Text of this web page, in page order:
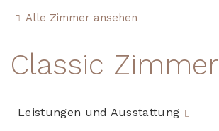
Alle Zimmer ansehen
Classic Zimmer
Leistungen und Ausstattung